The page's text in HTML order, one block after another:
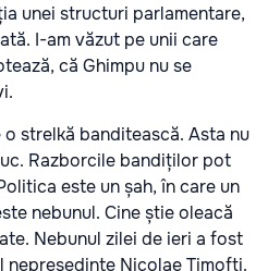
unei structuri parlamentare,
I-am văzut pe unii care
că Ghimpu nu se
strelkă banditească. Asta nu
Razborcile bandiților pot
este un șah, în care un
nebunul. Cine știe oleacă
Nebunul zilei de ieri a fost
nepreședinte Nicolae Timofti.